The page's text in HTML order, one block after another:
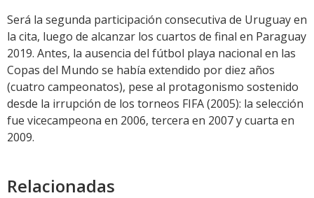
Será la segunda participación consecutiva de Uruguay en
la cita, luego de alcanzar los cuartos de final en Paraguay
2019. Antes, la ausencia del fútbol playa nacional en las
Copas del Mundo se había extendido por diez años
(cuatro campeonatos), pese al protagonismo sostenido
desde la irrupción de los torneos FIFA (2005): la selección
fue vicecampeona en 2006, tercera en 2007 y cuarta en
2009.
Relacionadas